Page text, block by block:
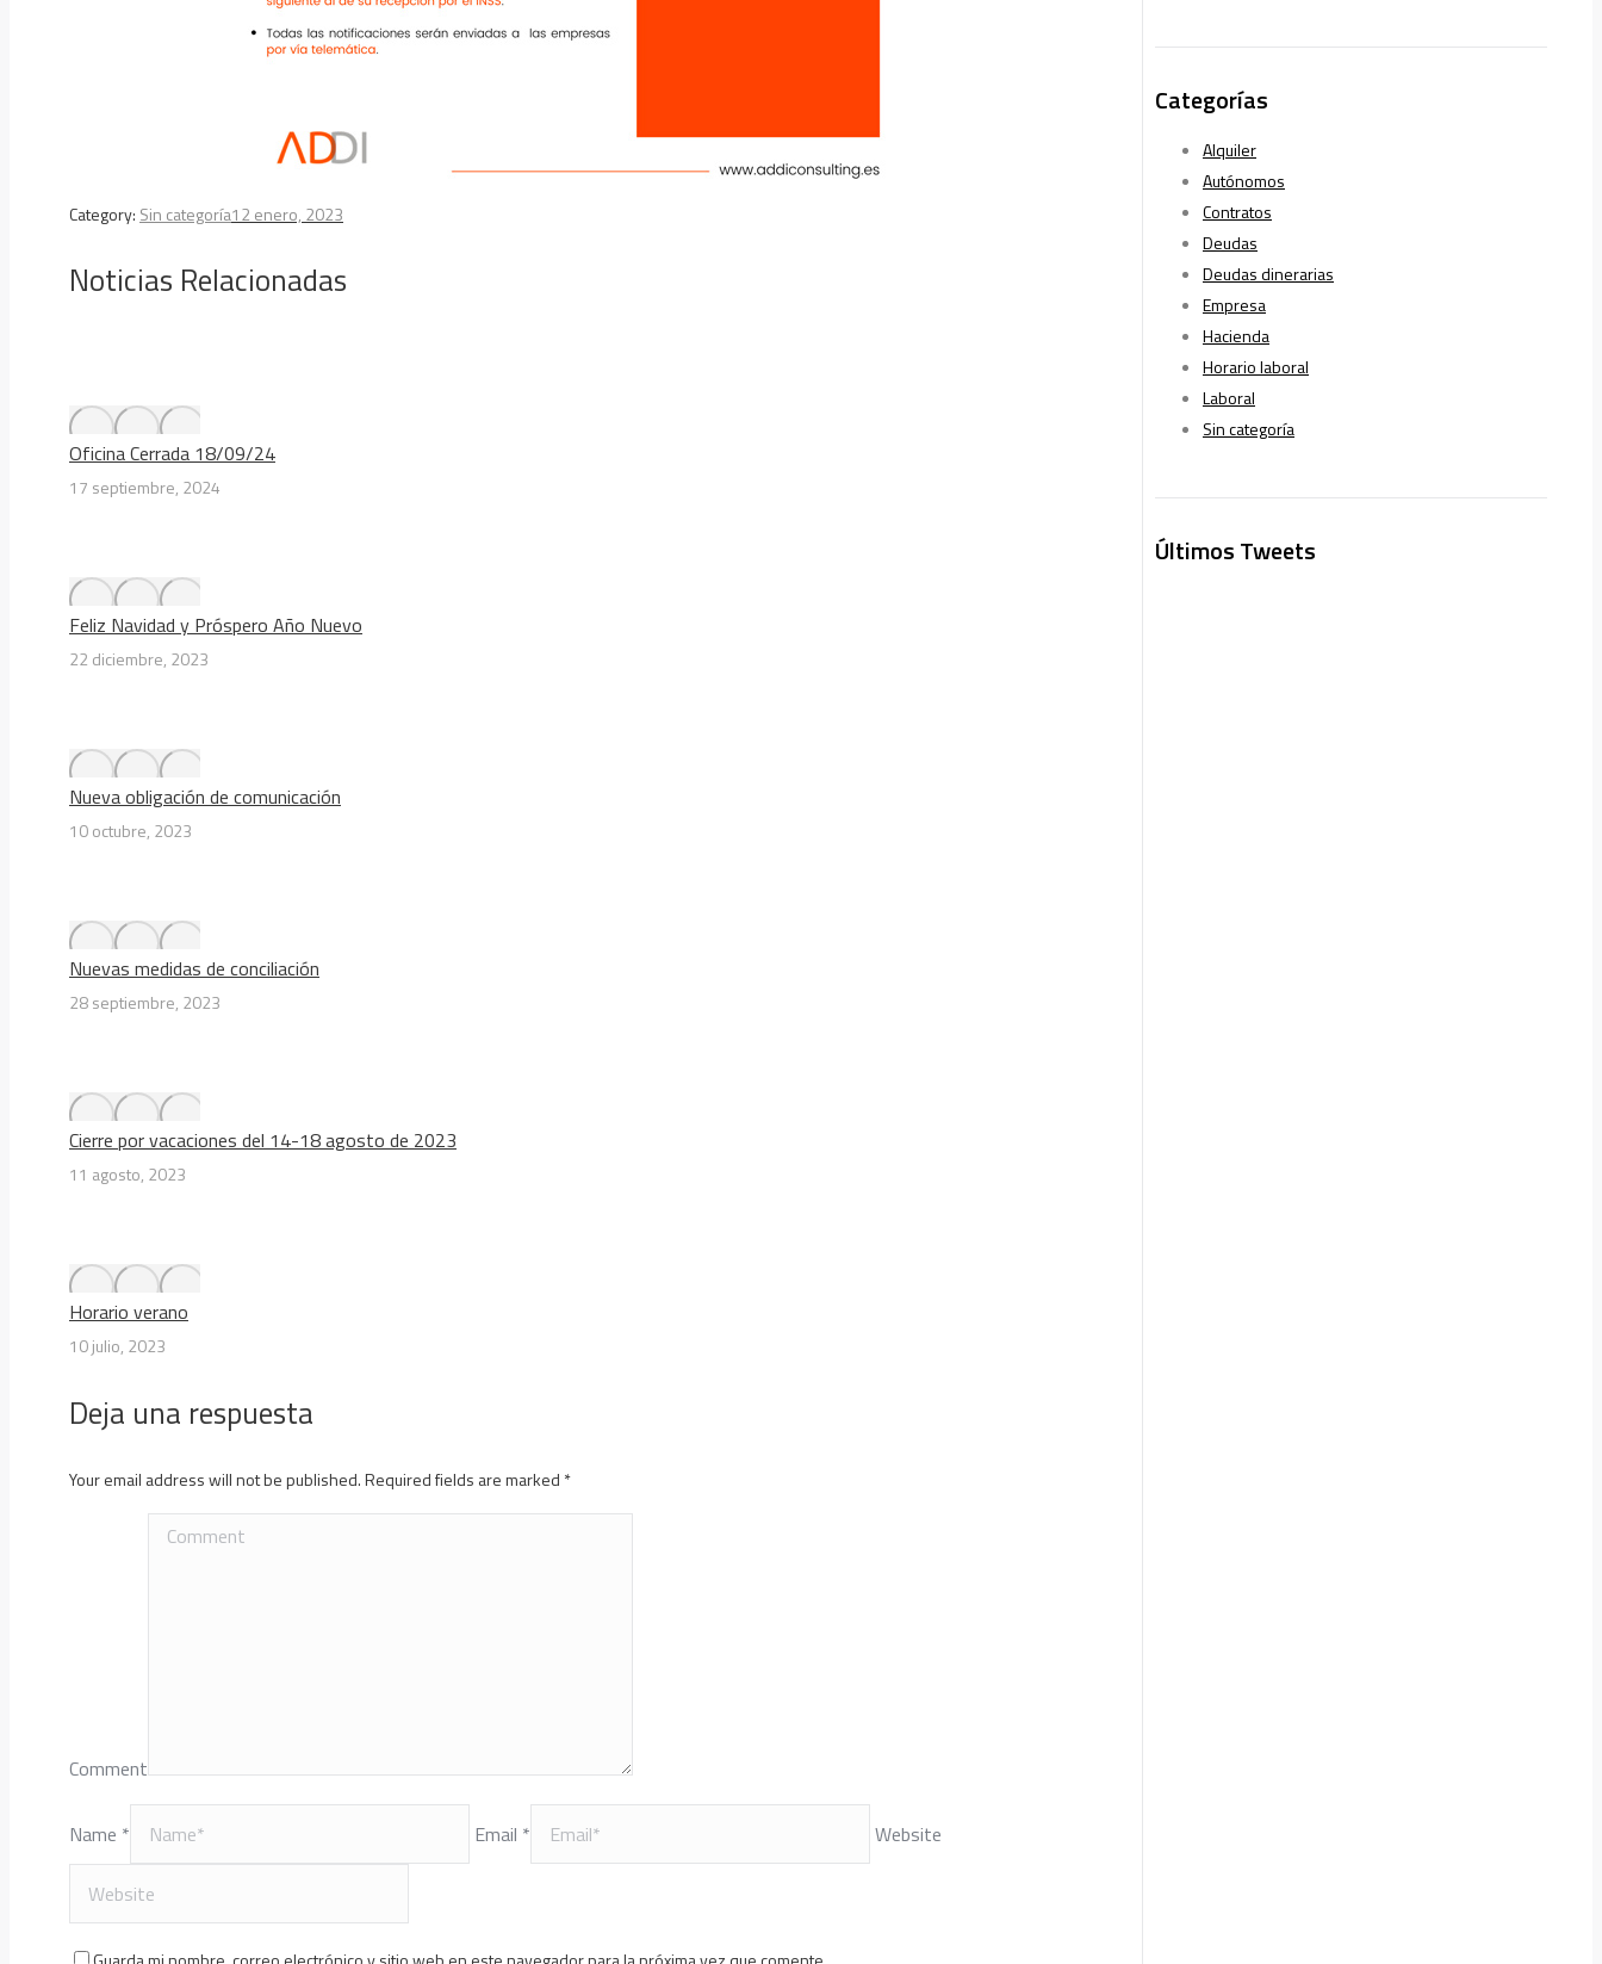
Category: Sin categoría12 enero, 2023
Noticias Relacionadas
Oficina Cerrada 18/09/24
17 septiembre, 2024
Feliz Navidad y Próspero Año Nuevo
22 diciembre, 2023
Nueva obligación de comunicación
10 octubre, 2023
Nuevas medidas de conciliación
28 septiembre, 2023
Cierre por vacaciones del 14-18 agosto de 2023
11 agosto, 2023
Horario verano
10 julio, 2023
Deja una respuesta
Your email address will not be published. Required fields are marked *
Comment
Name * Email * Website
Categorías
Alquiler
Autónomos
Contratos
Deudas
Deudas dinerarias
Empresa
Hacienda
Horario laboral
Laboral
Sin categoría
Últimos Tweets